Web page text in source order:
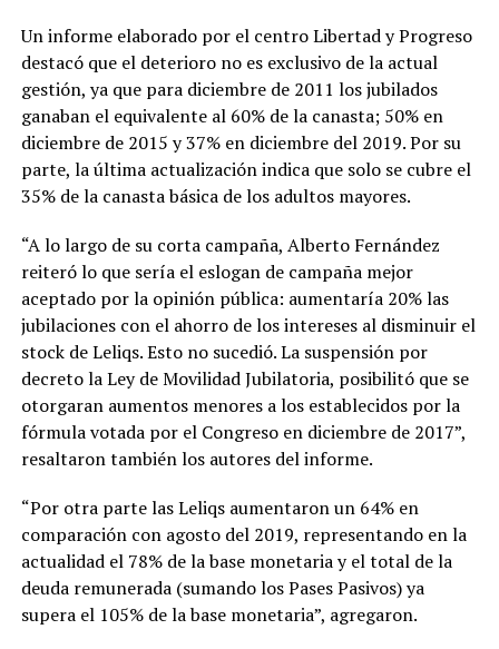
Un informe elaborado por el centro Libertad y Progreso
destacó que el deterioro no es exclusivo de la actual
gestión, ya que para diciembre de 2011 los jubilados
ganaban el equivalente al 60% de la canasta; 50% en
diciembre de 2015 y 37% en diciembre del 2019. Por su
parte, la última actualización indica que solo se cubre el
35% de la canasta básica de los adultos mayores.
“A lo largo de su corta campaña, Alberto Fernández
reiteró lo que sería el eslogan de campaña mejor
aceptado por la opinión pública: aumentaría 20% las
jubilaciones con el ahorro de los intereses al disminuir el
stock de Leliqs. Esto no sucedió. La suspensión por
decreto la Ley de Movilidad Jubilatoria, posibilitó que se
otorgaran aumentos menores a los establecidos por la
fórmula votada por el Congreso en diciembre de 2017”,
resaltaron también los autores del informe.
“Por otra parte las Leliqs aumentaron un 64% en
comparación con agosto del 2019, representando en la
actualidad el 78% de la base monetaria y el total de la
deuda remunerada (sumando los Pases Pasivos) ya
supera el 105% de la base monetaria”, agregaron.